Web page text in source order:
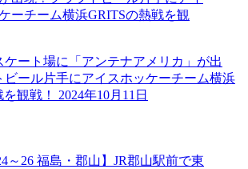
ケート場に「アンテナアメリカ」が出
ビール片手にアイスホッケーチーム横浜
観戦！
2024年10月11日